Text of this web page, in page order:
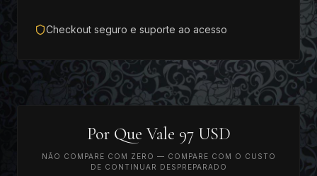
Checkout seguro e suporte ao acesso
Por Que Vale 97 USD
NÃO COMPARE COM ZERO — COMPARE COM O CUSTO
DE CONTINUAR DESPREPARADO